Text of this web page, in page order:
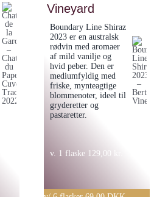
Vineyard
Boundary Line Shiraz
2023 er en australsk
rødvin med aromaer
af mild vanilje og
hvid peber. Den er
mediumfyldig med
friske, mynteagtige
blommenoter, ideel til
gryderetter og
pastaretter.
v. 1 flaske 129,00